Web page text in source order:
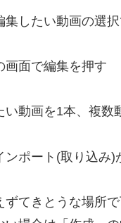
集したい動画の選択
面で編集を押す
動画を1本、複数
ンポート(取り込み)
ずてきとうな場所